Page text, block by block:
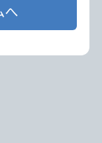
へ